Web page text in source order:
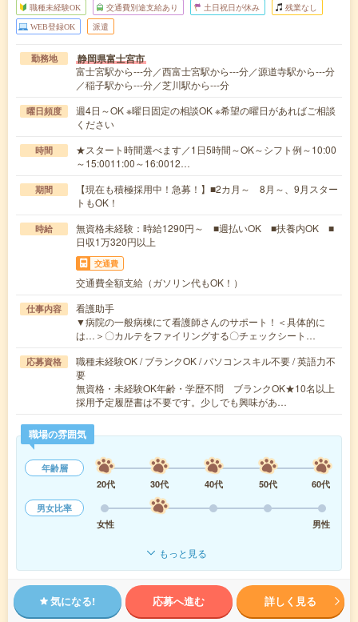
職種未経験OK 交通費別途支給あり 土日祝日が休み 残業なし
WEB登録OK 派遣
勤務地 静岡県富士宮市
富士宮駅から---分／西富士宮駅から---分／源道寺駅から---分
／稲子駅から---分／芝川駅から---分
曜日頻度
週4日～OK ※曜日固定の相談OK ※希望の曜日があればご相談
ください
時間
★スタート時間選べます／1日5時間～OK～シフト例～10:00
～15:0011:00～16:0012…
期間
【現在も積極採用中！急募！】■2カ月～ 8月～、9月スター
トもOK！
時給
無資格未経験：時給1290円～ ■週払いOK ■扶養内OK ■
日収1万320円以上
交通費
交通費全額支給（ガソリン代もOK！）
仕事内容
看護助手
▼病院の一般病棟にて看護師さんのサポート！＜具体的に
は…＞〇カルテをファイリングする〇チェックシート…
応募資格
職種未経験OK / ブランクOK / パソコンスキル不要 / 英語力不
要
無資格・未経験OK年齢・学歴不問 ブランクOK★10名以上
採用予定履歴書は不要です。少しでも興味があ…
職場の雰囲気
年齢層
20代
30代 40代 50代
60代
男女比率
女性
男性
もっと見る
気になる! 応募へ進む 詳しく見る